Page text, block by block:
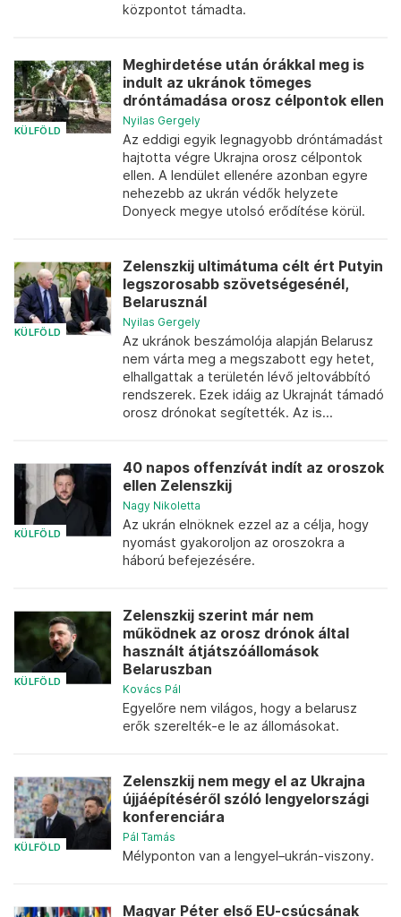
központot támadta.
KÜLFÖLD
Meghirdetése után órákkal meg is
indult az ukránok tömeges
dróntámadása orosz célpontok ellen
Nyilas Gergely
Az eddigi egyik legnagyobb dróntámadást
hajtotta végre Ukrajna orosz célpontok
ellen. A lendület ellenére azonban egyre
nehezebb az ukrán védők helyzete
Donyeck megye utolsó erődítése körül.
KÜLFÖLD
Zelenszkij ultimátuma célt ért Putyin
legszorosabb szövetségesénél,
Belarusznál
Nyilas Gergely
Az ukránok beszámolója alapján Belarusz
nem várta meg a megszabott egy hetet,
elhallgattak a területén lévő jeltovábbító
rendszerek. Ezek idáig az Ukrajnát támadó
orosz drónokat segítették. Az is...
KÜLFÖLD
40 napos offenzívát indít az oroszok
ellen Zelenszkij
Nagy Nikoletta
Az ukrán elnöknek ezzel az a célja, hogy
nyomást gyakoroljon az oroszokra a
háború befejezésére.
KÜLFÖLD
Zelenszkij szerint már nem
működnek az orosz drónok által
használt átjátszóállomások
Belaruszban
Kovács Pál
Egyelőre nem világos, hogy a belarusz
erők szerelték-e le az állomásokat.
KÜLFÖLD
Zelenszkij nem megy el az Ukrajna
újjáépítéséről szóló lengyelországi
konferenciára
Pál Tamás
Mélyponton van a lengyel–ukrán-viszony.
Magyar Péter első EU-csúcsának